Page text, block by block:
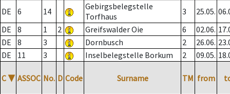
DE
6 14
Gebirgsbelegstelle
Torfhaus
3 25.05.
DE
8 1 2 Greifswalder Oie 6 02.06.
DE
8 3 Dornbusch 2 26.06.
DE
11 3 Inselbelegstelle Borkum 2 09.05.
C ▼ ASSOC No. D Code Surname TM from